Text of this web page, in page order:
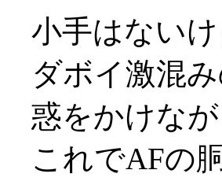
小手はない
ダボイ激混
惑をかけな
これでAFの